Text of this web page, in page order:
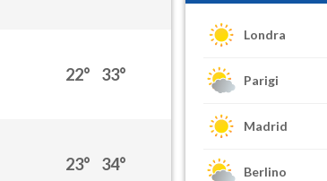
22° 33°
23° 34°
Londra
Parigi
Madrid
Berlino